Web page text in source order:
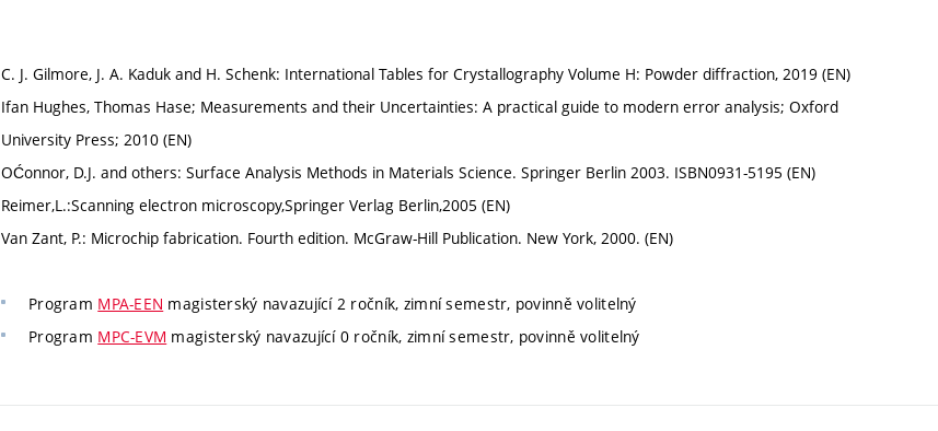
C. J. Gilmore, J. A. Kaduk and H. Schenk: International Tables for Crystallography Volume H: Powder diffraction, 2019 (EN)
Ifan Hughes, Thomas Hase; Measurements and their Uncertainties: A practical guide to modern error analysis; Oxford
University Press; 2010 (EN)
OĆonnor, D.J. and others: Surface Analysis Methods in Materials Science. Springer Berlin 2003. ISBN0931-5195 (EN)
Reimer,L.:Scanning electron microscopy,Springer Verlag Berlin,2005 (EN)
Van Zant, P.: Microchip fabrication. Fourth edition. McGraw-Hill Publication. New York, 2000. (EN)
Program MPA-EEN magisterský navazující 2 ročník, zimní semestr, povinně volitelný
Program MPC-EVM magisterský navazující 0 ročník, zimní semestr, povinně volitelný